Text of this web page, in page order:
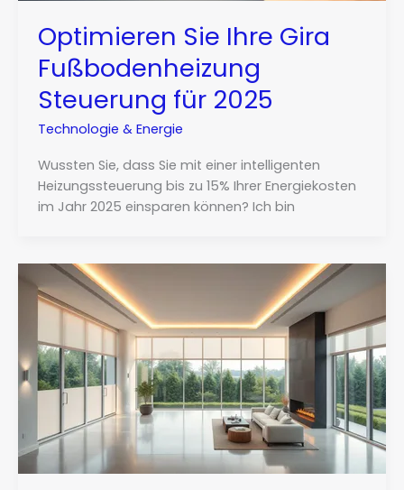
Optimieren Sie Ihre Gira
Fußbodenheizung
Steuerung für 2025
Technologie & Energie
Wussten Sie, dass Sie mit einer intelligenten
Heizungssteuerung bis zu 15% Ihrer Energiekosten
im Jahr 2025 einsparen können? Ich bin